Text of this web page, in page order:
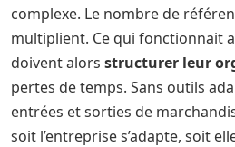
complexe. Le nombre de
multiplient. Ce qui fonctionnait
doivent alors structurer leur
pertes de temps. Sans outils
entrées et sorties de
soit l’entreprise s’adapte, soit